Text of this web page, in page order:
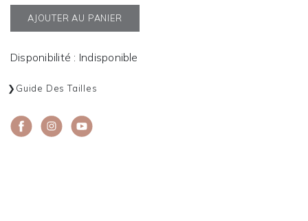
AJOUTER AU PANIER
Disponibilité : Indisponible
Guide Des Tailles